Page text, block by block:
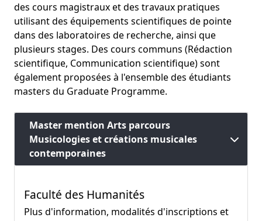
des cours magistraux et des travaux pratiques
utilisant des équipements scientifiques de pointe
dans des laboratoires de recherche, ainsi que
plusieurs stages. Des cours communs (Rédaction
scientifique, Communication scientifique) sont
également proposées à l'ensemble des étudiants
masters du Graduate Programme.
Master mention Arts parcours
Musicologies et créations musicales
contemporaines
Faculté des Humanités
Plus d'information, modalités d'inscriptions et